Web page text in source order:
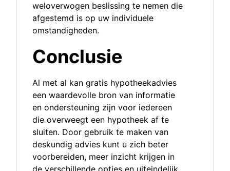
weloverwogen beslissing te nemen die
afgestemd is op uw individuele
omstandigheden.
Conclusie
Al met al kan gratis hypotheekadvies
een waardevolle bron van informatie
en ondersteuning zijn voor iedereen
die overweegt een hypotheek af te
sluiten. Door gebruik te maken van
deskundig advies kunt u zich beter
voorbereiden, meer inzicht krijgen in